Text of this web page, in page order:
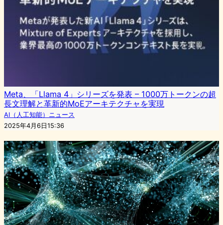
Meta、「Llama 4」シリーズを発表 – 1000万トークンの超
長文理解と革新的MoEアーキテクチャを実現
AI（人工知能）ニュース
2025年4月6日15:36